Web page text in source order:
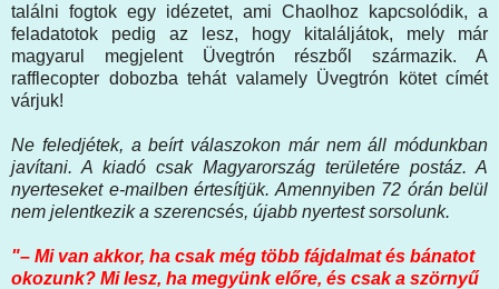
találni fogtok egy idézetet, ami Chaolhoz kapcsolódik, a
feladatotok pedig az lesz, hogy kitaláljátok, mely már
magyarul megjelent Üvegtrón részből származik. A
rafflecopter dobozba tehát valamely Üvegtrón kötet címét
várjuk!
Ne feledjétek, a beírt válaszokon már nem áll módunkban
javítani. A kiadó csak Magyarország területére postáz. A
nyerteseket e-mailben értesítjük. Amennyiben 72 órán belül
nem jelentkezik a szerencsés, újabb nyertest sorsolunk.
"– Mi van akkor, ha csak még több fájdalmat és bánatot
okozunk? Mi lesz, ha megyünk előre, és csak a szörnyű